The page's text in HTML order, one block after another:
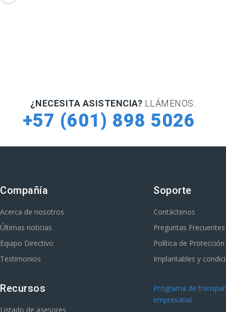
¿NECESITA ASISTENCIA? LLÁMENOS:
+57 (601) 898 5026
Compañía
Acerca de nosotros
Últimas noticias
Equipo Directivo
Testimonios
Recursos
Listado de asesores
Soporte
Contáctenos
Preguntas Frecuentes
Política de
Implantables y
Programa de
empresarial